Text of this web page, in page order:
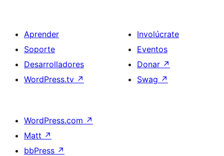
Aprender
Soporte
Desarrolladores
WordPress.tv ↗
Involúcrate
Eventos
Donar ↗
Swag ↗
WordPress.com ↗
Matt ↗
bbPress ↗